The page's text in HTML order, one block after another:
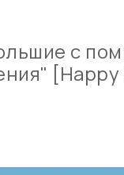
с
[Happy